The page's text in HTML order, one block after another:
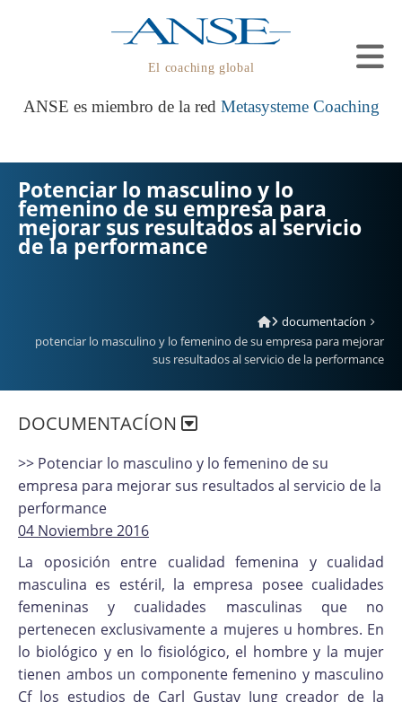
El coaching global
ANSE es miembro de la red Metasysteme Coaching
Potenciar lo masculino y lo
femenino de su empresa para
mejorar sus resultados al servicio
de la performance
documentacíon
potenciar lo masculino y lo femenino de su empresa para mejorar
sus resultados al servicio de la performance
DOCUMENTACÍON
>> Potenciar lo masculino y lo femenino de su
empresa para mejorar sus resultados al servicio de la
performance
04 Noviembre 2016
La oposición entre cualidad femenina y cualidad
masculina es estéril, la empresa posee cualidades
femeninas y cualidades masculinas que no
pertenecen exclusivamente a mujeres u hombres. En
lo biológico y en lo fisiológico, el hombre y la mujer
tienen ambos un componente femenino y masculino
Cf los estudios de Carl Gustav Jung creador de la